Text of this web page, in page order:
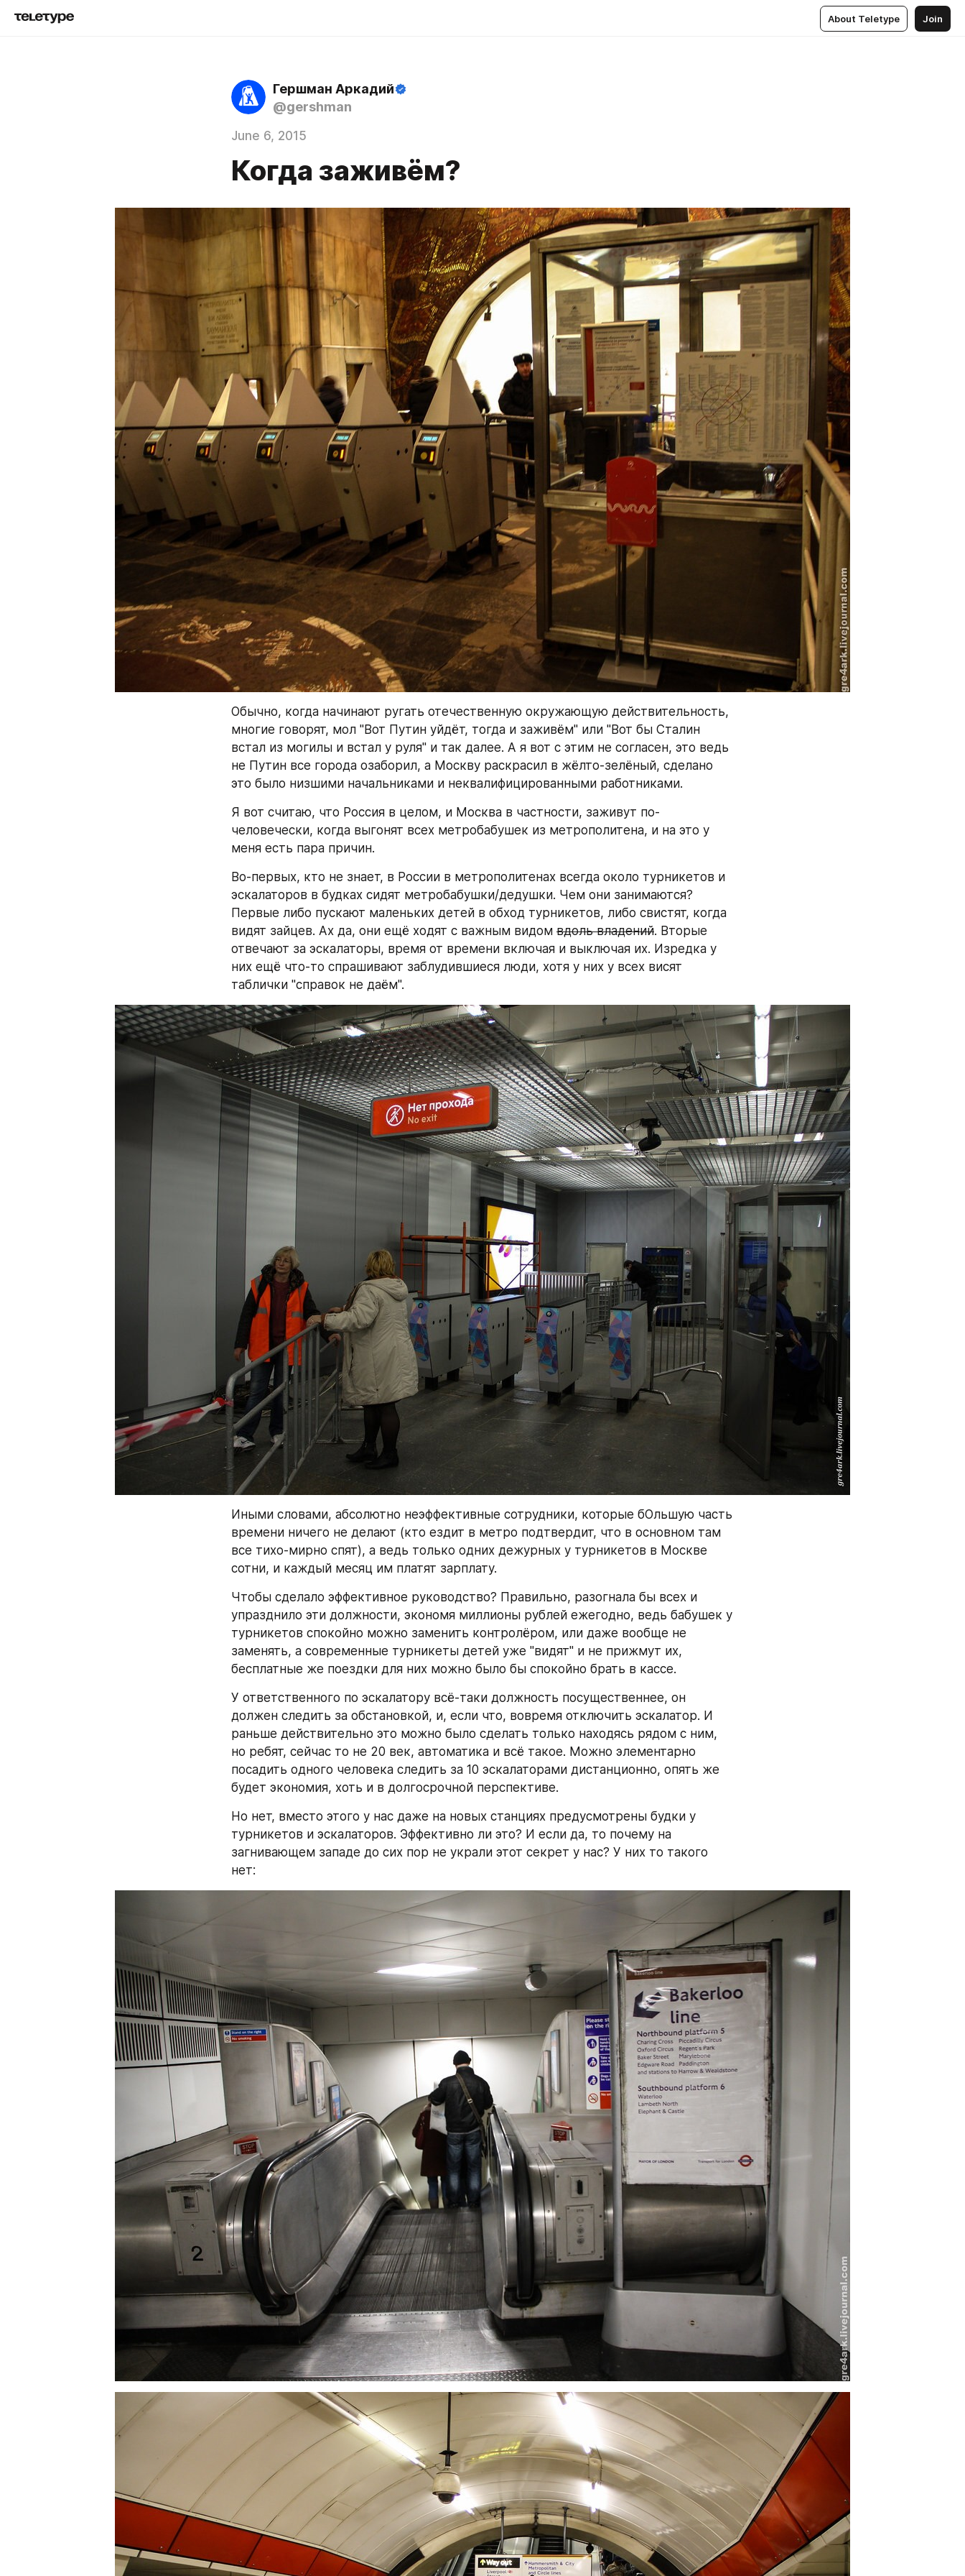
About Teletype Join
Гершман Аркадий
@gershman
June 6, 2015
Когда заживём?
Обычно, когда начинают ругать отечественную окружающую действительность,
многие говорят, мол "Вот Путин уйдёт, тогда и заживём" или "Вот бы Сталин
встал из могилы и встал у руля" и так далее. А я вот с этим не согласен, это ведь
не Путин все города озаборил, а Москву раскрасил в жёлто-зелёный, сделано
это было низшими начальниками и неквалифицированными работниками.
Я вот считаю, что Россия в целом, и Москва в частности, заживут по-
человечески, когда выгонят всех метробабушек из метрополитена, и на это у
меня есть пара причин.
Во-первых, кто не знает, в России в метрополитенах всегда около турникетов и
эскалаторов в будках сидят метробабушки/дедушки. Чем они занимаются?
Первые либо пускают маленьких детей в обход турникетов, либо свистят, когда
видят зайцев. Ах да, они ещё ходят с важным видом вдоль владений. Вторые
отвечают за эскалаторы, время от времени включая и выключая их. Изредка у
них ещё что-то спрашивают заблудившиеся люди, хотя у них у всех висят
таблички "справок не даём".
Иными словами, абсолютно неэффективные сотрудники, которые бОльшую часть
времени ничего не делают (кто ездит в метро подтвердит, что в основном там
все тихо-мирно спят), а ведь только одних дежурных у турникетов в Москве
сотни, и каждый месяц им платят зарплату.
Чтобы сделало эффективное руководство? Правильно, разогнала бы всех и
упразднило эти должности, экономя миллионы рублей ежегодно, ведь бабушек у
турникетов спокойно можно заменить контролёром, или даже вообще не
заменять, а современные турникеты детей уже "видят" и не прижмут их,
бесплатные же поездки для них можно было бы спокойно брать в кассе.
У ответственного по эскалатору всё-таки должность посущественнее, он
должен следить за обстановкой, и, если что, вовремя отключить эскалатор. И
раньше действительно это можно было сделать только находясь рядом с ним,
но ребят, сейчас то не 20 век, автоматика и всё такое. Можно элементарно
посадить одного человека следить за 10 эскалаторами дистанционно, опять же
будет экономия, хоть и в долгосрочной перспективе.
Но нет, вместо этого у нас даже на новых станциях предусмотрены будки у
турникетов и эскалаторов. Эффективно ли это? И если да, то почему на
загнивающем западе до сих пор не украли этот секрет у нас? У них то такого
нет: